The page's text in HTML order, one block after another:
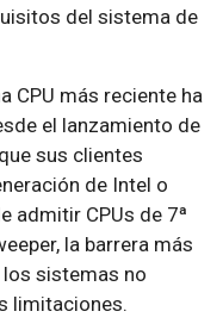
del sistema de
CPU más reciente ha
el lanzamiento de
sus clientes
de Intel o
admitir CPUs de 7ª
la barrera más
sistemas no
limitaciones.